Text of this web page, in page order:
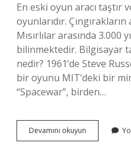
En eski oyun aracı taştır
oyunlarıdır.
Mısırlılar arasında 3.000
bilinmektedir. Bilgisayar
nedir? 1961’de Steve
bir oyunu MIT’deki bir
“Spacewar”, birden…
Devamını okuyun Bilgisayar
Oyunları